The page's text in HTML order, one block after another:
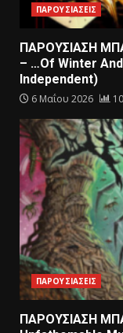
ΠΑΡΟΥΣΙΑΣΕΙΣ
ΠΑΡΟΥΣΙΑΣΗ
– …Of Winter
Independent)
6 Μαΐου 2026
ΠΑΡΟΥΣΙΑΣΕΙΣ
ΠΑΡΟΥΣΙΑΣΗ